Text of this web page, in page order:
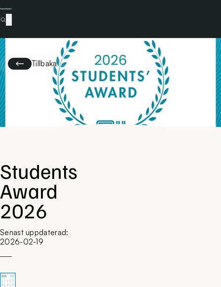
Tillbaka
Students
Award
2026
Senast uppdaterad:
2026-02-19